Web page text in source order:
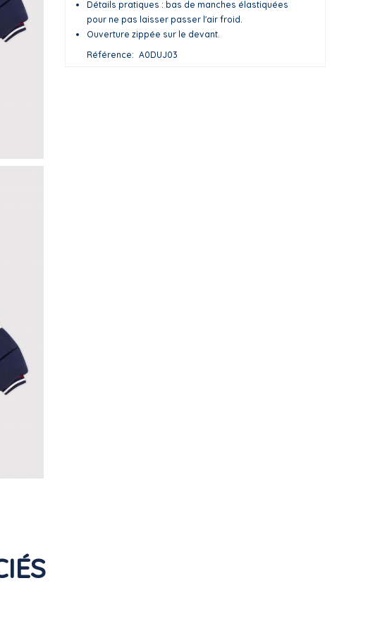
Détails pratiques : bas de manches élastiquées
pour ne pas laisser passer l'air froid.
Ouverture zippée sur le devant.
Référence
A0DUJ03